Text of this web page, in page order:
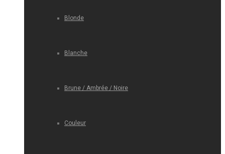
Blonde
Blanche
Brune / Ambrée / Noire
Couleur